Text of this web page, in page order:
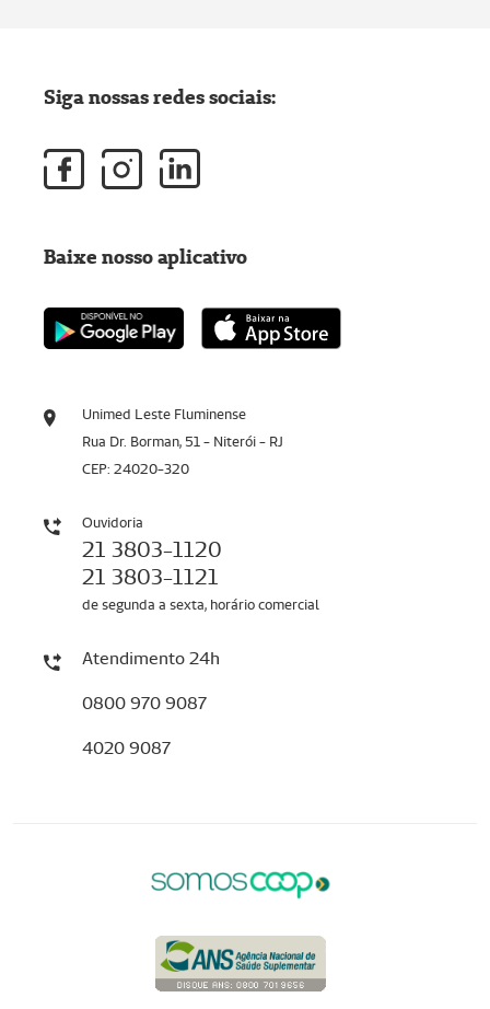
Unimed Leste Fluminense
Rua Dr. Borman, 51 - Niterói - RJ
CEP: 24020-320
Ouvidoria
21 3803-1120
21 3803-1121
de segunda a sexta, horário comercial
Atendimento 24h
0800 970 9087
4020 9087
Siga nossas redes sociais:
Baixe nosso aplicativo